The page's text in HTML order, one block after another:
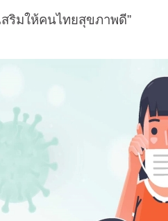
ริมให้คนไทยสุขภาพดี”